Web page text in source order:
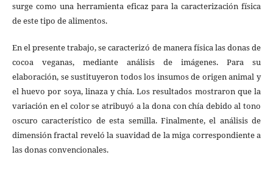
surge como una herramienta eficaz para la caracterización física
de este tipo de alimentos.
En el presente trabajo, se caracterizó de manera física las donas de
cocoa veganas, mediante análisis de imágenes. Para su
elaboración, se sustituyeron todos los insumos de origen animal y
el huevo por soya, linaza y chía. Los resultados mostraron que la
variación en el color se atribuyó a la dona con chía debido al tono
oscuro característico de esta semilla. Finalmente, el análisis de
dimensión fractal reveló la suavidad de la miga correspondiente a
las donas convencionales.